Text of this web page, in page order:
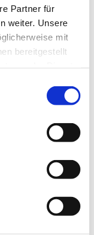
Partner für
weiter. Unsere
mit
bereitgestellt